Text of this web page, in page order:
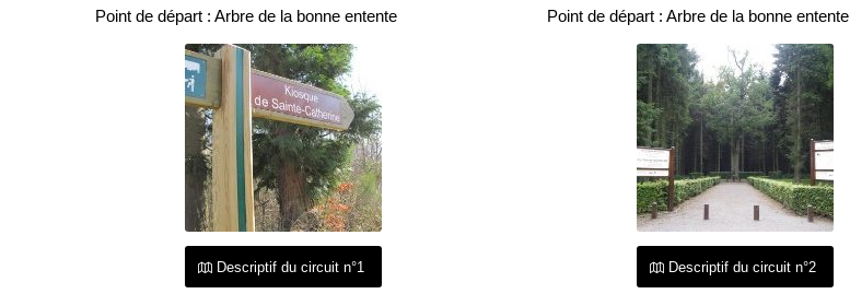
Point de départ : Arbre de la bonne entente
Descriptif du circuit n°1
Point de départ : Arbre de la bonne entente
Descriptif du circuit n°2